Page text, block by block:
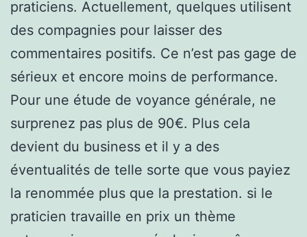
praticiens. Actuellement, quelques utilisent
des compagnies pour laisser des
commentaires positifs. Ce n’est pas gage de
sérieux et encore moins de performance.
Pour une étude de voyance générale, ne
surprenez pas plus de 90€. Plus cela
devient du business et il y a des
éventualités de telle sorte que vous payiez
la renommée plus que la prestation. si le
praticien travaille en prix un thème